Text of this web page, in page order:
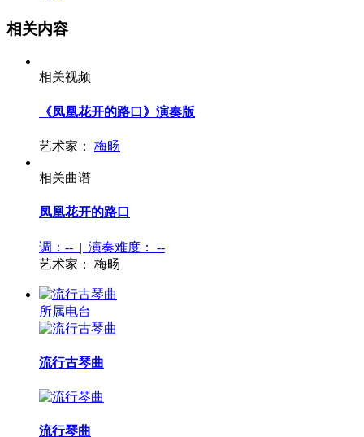
相关内容
相关视频
《凤凰花开的路口》演奏版
艺术家： 梅旸
相关曲谱
凤凰花开的路口
调：-- | 演奏难度：
--
艺术家：
梅旸
所属电台
流行古琴曲
流行琴曲